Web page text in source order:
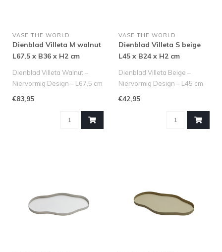
VASE THE WORLD
Dienblad Villeta M walnut
L67,5 x B36 x H2 cm
Dienblad Villeta Walnut –
Niervormig Design – L67,5 cm
€83,95
VASE THE WORLD
Dienblad Villeta S beige
L45 x B24 x H2 cm
Dienblad Villeta Beige –
Niervormig Design – L45 cm
€42,95